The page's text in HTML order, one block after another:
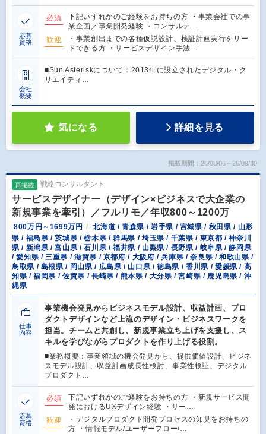
応募
資格
必須
下記いずれかのご経験をお持ちの方 ・事業会社での事
業企画／事業開発経験 ・コンサルテ…
歓迎
・事業創出までの各種仮説設計、検証計画実行をリー
ドできる方 ・サービスデザイン手法…
会社
概要
■Sun Asteriskについて：2013年に設立されたデジタル・ク
リエイティ…
気になる 詳細を見る
掲載期間：26/08/06～26/09/30
再掲載 戦略コンサルタント
サービスデザイナー（デザイン×ビジネスで大企業の
新規事業を牽引）／フルリモ／年収800～1200万
800万円～1699万円
北海道 / 青森県 / 岩手県 / 宮城県 / 秋田県 / 山形
県 / 福島県 / 茨城県 / 栃木県 / 群馬県 / 埼玉県 / 千葉県 / 東京都 / 神奈川
県 / 新潟県 / 富山県 / 石川県 / 福井県 / 山梨県 / 長野県 / 岐阜県 / 静岡県
/ 愛知県 / 三重県 / 滋賀県 / 京都府 / 大阪府 / 兵庫県 / 奈良県 / 和歌山県 /
鳥取県 / 島根県 / 岡山県 / 広島県 / 山口県 / 徳島県 / 香川県 / 愛媛県 / 高
知県 / 福岡県 / 佐賀県 / 長崎県 / 熊本県 / 大分県 / 宮崎県 / 鹿児島県 / 沖
縄県
仕事
内容
事業機会発見からビジネスモデル設計、収益計画、プロ
ダクトデザインなど上流のデザイン・ビジネスワークを
担当。チームと共創し、新規事業立ち上げを支援し、ス
キルを学びながらプロダクトを作り上げる役割。
■業務概要：事業領域の機会発見から、提供価値設計、ビジネ
スモデル設計、収益計画成長性検討、事業性検証、デジタル
プロダクト…
応募
資格
必須
下記いずれかのご経験をお持ちの方 ・新規サービス開
発におけるUXデザイン経験 ・サー…
歓迎
・デジタルプロダクト開発プロセスの知見をお持ちの
方 ・情報モデル/ユーザーフロー/…